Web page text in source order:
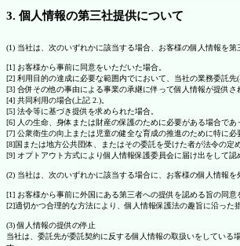
3. 個人情報の第三社提供について
(1) 当社は、次のいずれかに該当する場合、お客様の個人情報を
[1] お客様から事前に同意をいただいた場合。
[2] 利用目的の達成に必要な範囲内でにおいて、当社の業務委託
[3] 合併その他の事由による事業の承継に伴って個人情報が提供さ
[4] 共同利用の場合(上記 2.)。
[5] 法令等に基づき提供を求められた場合。
[6] 人の生命、身体または財産の保護のために必要がある場合であ
[7] 公衆衛生の向上または児童の健全な育成の推進のために特に
[8]国または地方公共団体、またはその委託を受けた者が法令の定
[9] オプトアウト方式により個人情報保護委員会に届け出をして認
(2) 当社は、次のいずれかに該当する場合に、お客様の個人情報を
[1] お客様から事前に外国にある第三者への提供を認める旨の同意
[2]適切かつ合理的な方法により、個人情報保護法の趣旨に沿った
(3) 個人情報の提供の停止
当社は、委託先が委託契約に反する個人情報の取扱いをしてい